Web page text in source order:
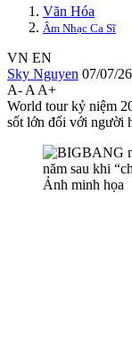
Văn Hóa
Âm Nhạc Ca Sĩ
VN EN
Sky Nguyen 07/07/
A- A A+
World tour kỷ niệm
sốt lớn đối với người
Ảnh minh họa